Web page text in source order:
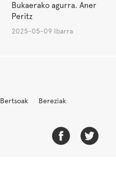
Bukaerako agurra. Aner
Peritz
2025-05-09 Ibarra
Bertsoak
Bereziak